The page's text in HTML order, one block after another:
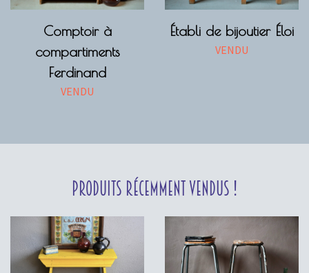
Comptoir à
compartiments
Ferdinand
VENDU
Établi de bijoutier Éloi
VENDU
Produits récemment vendus !